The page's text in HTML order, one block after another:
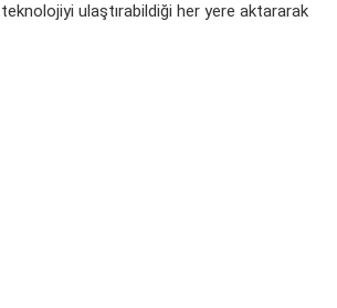
ulaştırabildiği her yere aktararak